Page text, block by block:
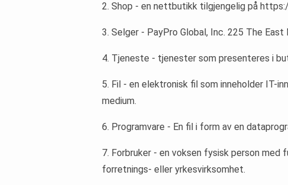
2. Shop - en nettbutikk tilgjengelig på
3. Selger - PayPro Global, Inc. 225 The
4. Tjeneste - tjenester som presenteres i
5. Fil - en elektronisk fil som inneholder IT-
medium.
6. Programvare - En fil i form av en
7. Forbruker - en voksen fysisk person
forretnings- eller yrkesvirksomhet.